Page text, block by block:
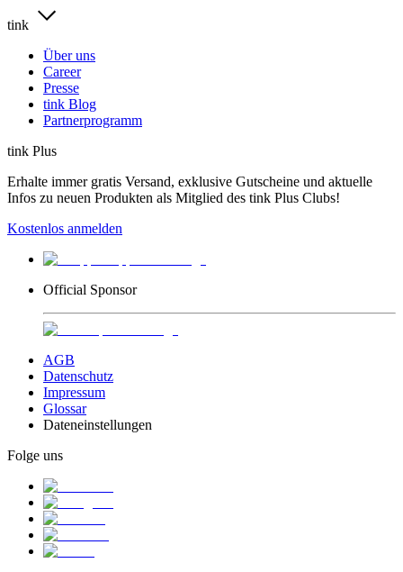
tink
Über uns
Career
Presse
tink Blog
Partnerprogramm
tink Plus
Erhalte immer gratis Versand, exklusive Gutscheine und aktuelle
Infos zu neuen Produkten als Mitglied des tink Plus Clubs!
Kostenlos anmelden
Official Sponsor
AGB
Datenschutz
Impressum
Glossar
Dateneinstellungen
Folge uns